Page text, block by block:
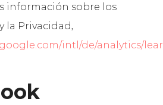
información sobre los
la Privacidad,
intl/de/analytics/